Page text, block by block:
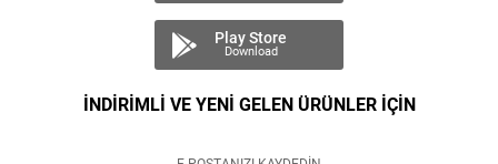
Play Store
Download
İNDİRİMLİ VE YENİ GELEN ÜRÜNLER İÇİN